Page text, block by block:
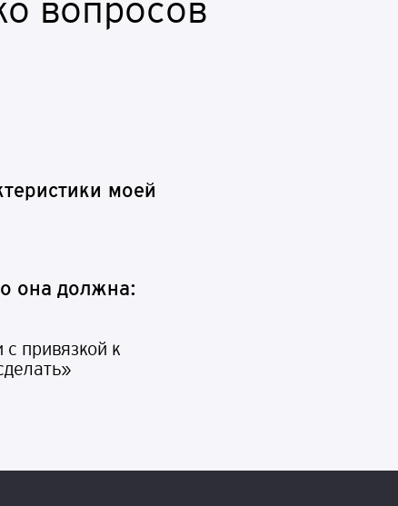
вопросов
теристики моей
о она должна:
привязкой к